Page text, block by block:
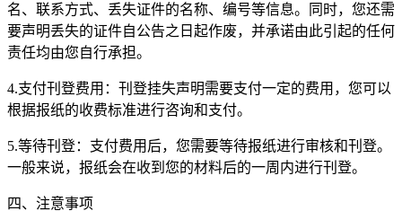
名、联系方式、丢失证件的名称、编号等信息。同时，您还需
要声明丢失的证件自公告之日起作废，并承诺由此引起的任何
责任均由您自行承担。
4.支付刊登费用：刊登挂失声明需要支付一定的费用，您可以
根据报纸的收费标准进行咨询和支付。
5.等待刊登：支付费用后，您需要等待报纸进行审核和刊登。
一般来说，报纸会在收到您的材料后的一周内进行刊登。
四、注意事项